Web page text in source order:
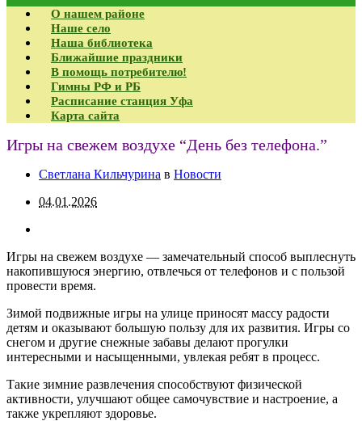
О нашем районе
Наше село
Наша библиотека
Ближайшие праздники
В помощь потребителю!
Гимны РФ и РБ
Расписание станция Уфа
Карта сайта
Игры на свежем воздухе “День без телефона.”
Светлана Кильчурина в Новости
04.01.2026
Игры на свежем воздухе — замечательный способ выплеснуть
накопившуюся энергию, отвлечься от телефонов и с пользой
провести время.
Зимой подвижные игры на улице приносят массу радости
детям и оказывают большую пользу для их развития. Игры со
снегом и другие снежные забавы делают прогулки
интересными и насыщенными, увлекая ребят в процесс.
Такие зимние развлечения способствуют физической
активности, улучшают общее самочувствие и настроение, а
также укрепляют здоровье.